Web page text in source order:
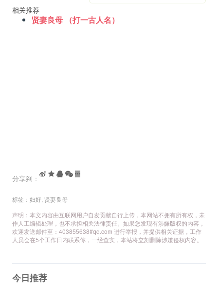
相关推荐
贤妻良母 （打一古人名）
分享到：
标签： 妇好 贤妻良母
声明：本文内容由互联网用户自发贡献自行上传，本网站不拥有所有权，未
作人工编辑处理，也不承担相关法律责任。如果您发现有涉嫌版权的内容，
欢迎发送邮件至：403855638#qq.com 进行举报，并提供相关证据，工作
人员会在5个工作日内联系你，一经查实，本站将立刻删除涉嫌侵权内容。
今日推荐